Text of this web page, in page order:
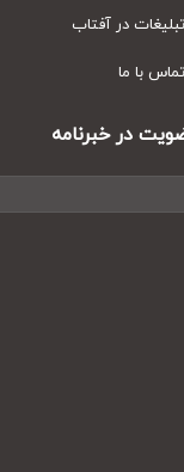
در آفتاب
با ما
در خبرنامه